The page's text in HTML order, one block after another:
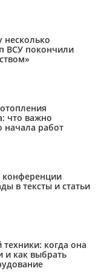
несколько
ВСУ покончили
что важно
начала работ
конференции
в тексты и статьи
когда она
и как выбрать